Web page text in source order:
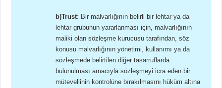
b)Trust: Bir malvarlığının belirli bir lehtar ya da
lehtar grubunun yararlanması için, malvarlığının
maliki olan sözleşme kurucusu tarafından, söz
konusu malvarlığının yönetimi, kullanımı ya da
sözleşmede belirtilen diğer tasarruflarda
bulunulması amacıyla sözleşmeyi icra eden bir
mütevellinin kontrolüne bırakılmasını hüküm altına